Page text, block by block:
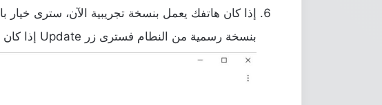
بنسخة رسمية من النطام فسترى زر Update إذا كان هناك تحديثًا رسميًا متاحًا لهاتفك.